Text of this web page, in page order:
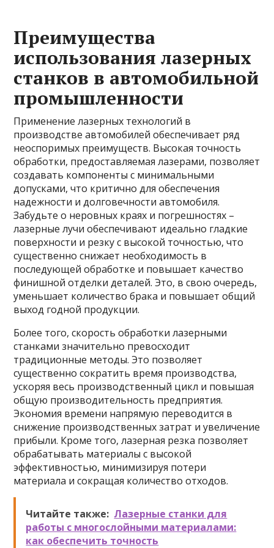
Преимущества
использования лазерных
станков в автомобильной
промышленности
Применение лазерных технологий в
производстве автомобилей обеспечивает ряд
неоспоримых преимуществ. Высокая точность
обработки, предоставляемая лазерами, позволяет
создавать компоненты с минимальными
допусками, что критично для обеспечения
надежности и долговечности автомобиля.
Забудьте о неровных краях и погрешностях –
лазерные лучи обеспечивают идеально гладкие
поверхности и резку с высокой точностью, что
существенно снижает необходимость в
последующей обработке и повышает качество
финишной отделки деталей. Это, в свою очередь,
уменьшает количество брака и повышает общий
выход годной продукции.
Более того, скорость обработки лазерными
станками значительно превосходит
традиционные методы. Это позволяет
существенно сократить время производства,
ускоряя весь производственный цикл и повышая
общую производительность предприятия.
Экономия времени напрямую переводится в
снижение производственных затрат и увеличение
прибыли. Кроме того, лазерная резка позволяет
обрабатывать материалы с высокой
эффективностью, минимизируя потери
материала и сокращая количество отходов.
Читайте также: Лазерные станки для
работы с многослойными материалами:
как обеспечить точность